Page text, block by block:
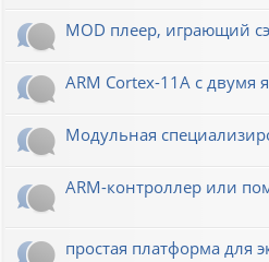
MOD плеер, играющий
ARM Cortex-11A с двумя
Модульная
ARM-контроллер или
простая платформа для